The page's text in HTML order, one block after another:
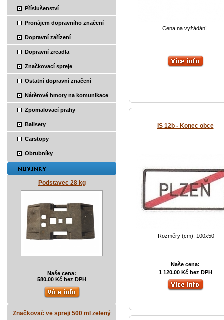
Příslušenství
Pronájem dopravního značení
Dopravní zařízení
Dopravní zrcadla
Značkovací spreje
Ostatní dopravní značení
Nátěrové hmoty na komunikace
Zpomalovací prahy
Balisety
Carstopy
Obrubníky
Podstavec 28 kg
Naše cena:
580.00 Kč bez DPH
Značkovač ve spreji 500 ml zelený
Cena na vyžádání.
IS 12b - Konec obce
Rozměry (cm): 100x50
Naše cena:
1 120.00 Kč bez DPH